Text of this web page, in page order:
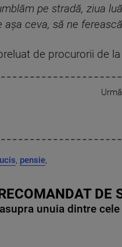
pe stradă, ziua
așa ceva, să ne
de procurorii de
, pensie,
DE
unuia dintre